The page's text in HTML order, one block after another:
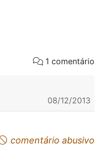
1 comentário
08/12/2013
comentário abusivo